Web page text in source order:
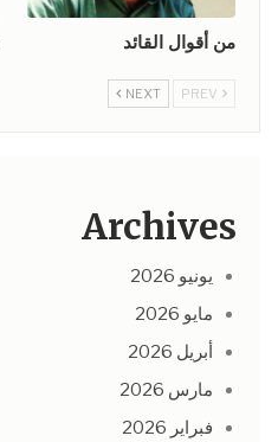
من أقوال القائد
NEXT
Archives
يونيو 2026
مايو 2026
أبريل 2026
مارس 2026
فبراير 2026